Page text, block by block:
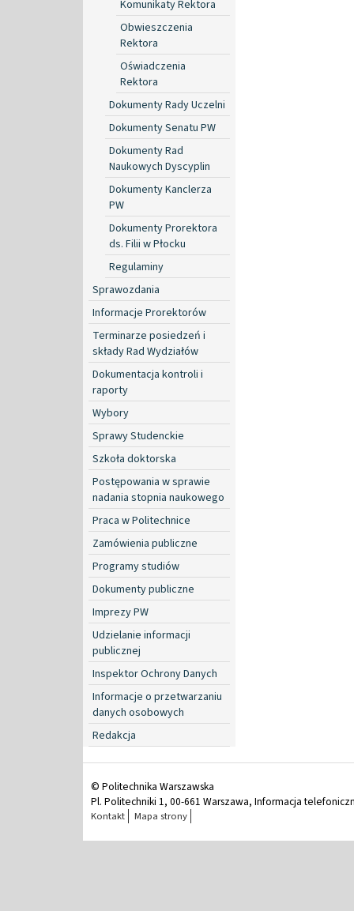
Komunikaty Rektora
Obwieszczenia
Rektora
Oświadczenia
Rektora
Dokumenty Rady Uczelni
Dokumenty Senatu PW
Dokumenty Rad
Naukowych Dyscyplin
Dokumenty Kanclerza
PW
Dokumenty Prorektora
ds. Filii w Płocku
Regulaminy
Sprawozdania
Informacje Prorektorów
Terminarze posiedzeń i
składy Rad Wydziałów
Dokumentacja kontroli i
raporty
Wybory
Sprawy Studenckie
Szkoła doktorska
Postępowania w sprawie
nadania stopnia naukowego
Praca w Politechnice
Zamówienia publiczne
Programy studiów
Dokumenty publiczne
Imprezy PW
Udzielanie informacji
publicznej
Inspektor Ochrony Danych
Informacje o przetwarzaniu
danych osobowych
Redakcja
© Politechnika Warszawska
Pl. Politechniki 1, 00-661 Warszawa, Informacja
Kontakt Mapa strony